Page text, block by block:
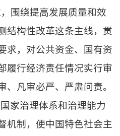
围绕提高发展质量和效
结构性改革这条主线，贯
求，对公共资金、国有资
履行经济责任情况实行审
凡审必严、严肃问责。
家治理体系和治理能力
机制，使中国特色社会主